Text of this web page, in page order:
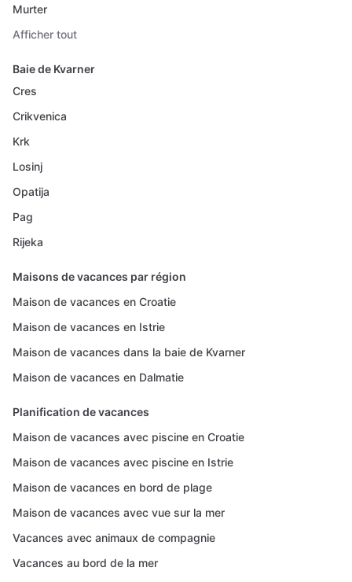
Murter
Afficher tout
Baie de Kvarner
Cres
Crikvenica
Krk
Losinj
Opatija
Pag
Rijeka
Maisons de vacances par région
Maison de vacances en Croatie
Maison de vacances en Istrie
Maison de vacances dans la baie de Kvarner
Maison de vacances en Dalmatie
Planification de vacances
Maison de vacances avec piscine en Croatie
Maison de vacances avec piscine en Istrie
Maison de vacances en bord de plage
Maison de vacances avec vue sur la mer
Vacances avec animaux de compagnie
Vacances au bord de la mer